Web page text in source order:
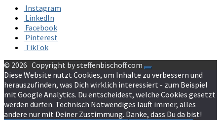
Instagram
LinkedIn
Facebook
Pinterest
TikTok
© 2026 Copyright by steffenbischoff.com
Diese Website nutzt Cookies, um Inhalte zu verbessern und
herauszufinden, was Dich wirklich interessiert - zum Beispiel
mit Google Analytics. Du entscheidest, welche Cookies gesetzt
werden dürfen. Technisch Notwendiges läuft immer, alles
andere nur mit Deiner Zustimmung. Danke, dass Du da bist!